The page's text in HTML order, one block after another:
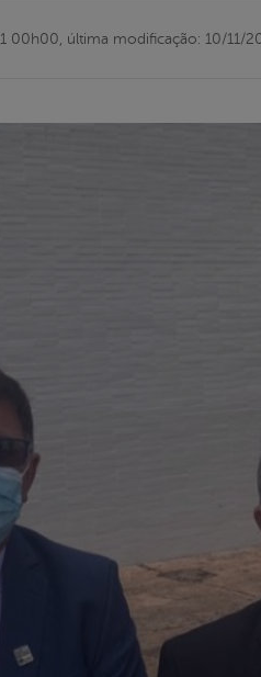
00h00, última modificação: 10/11/